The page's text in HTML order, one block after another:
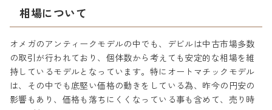
相場について
オメガのアンティークモデルの中でも、デビルは中古市場多数
の取引が行われており、個体数から考えても安定的な相場を維
持しているモデルとなっています。特にオートマチックモデル
は、その中でも底堅い価格の動きをしている為、昨今の円安の
影響もあり、価格も落ちにくくなっている事も含めて、売り時